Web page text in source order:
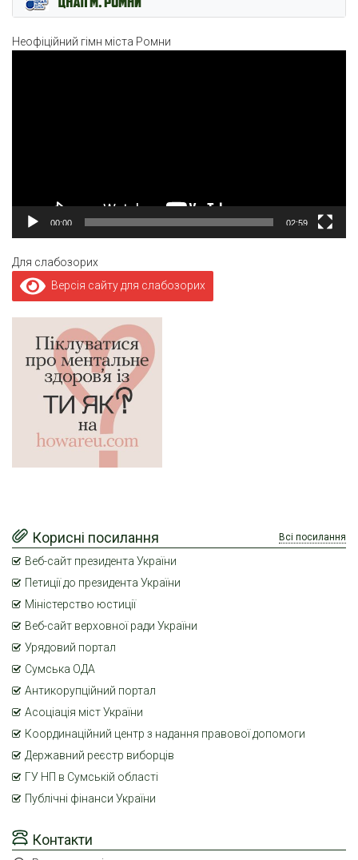
Неофіційний гімн міста Ромни
00:00 02:59
Для слабозорих
Версія сайту для слабозорих
Контакти
Корисні посилання Всі посилання
Веб-сайт президента України
Петиції до президента України
Міністерство юстиції
Веб-сайт верховної ради України
Урядовий портал
Сумська ОДА
Антикорупційний портал
Асоціація міст України
Координаційний центр з надання правової допомоги
Державний реєстр виборців
ГУ НП в Сумській області
Публічні фінанси України